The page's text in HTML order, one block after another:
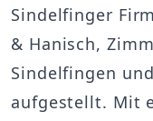
Sindelfinger
& Hanisch,
Sindelfingen
aufgestellt. Mit